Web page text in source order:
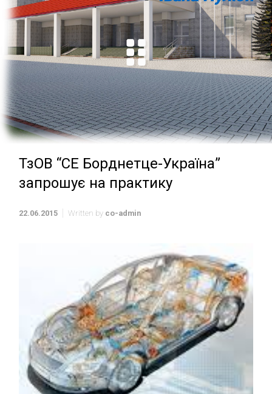
ТзОВ “СЕ Борднетце-Україна”
запрошує на практику
22.06.2015 Written by co-admin